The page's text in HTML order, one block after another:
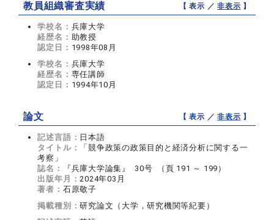
教員組織審査実績 【 表示 ／非表示 】
学校名： 兵庫大学
経歴名： 助教授
認定日： 1998年08月
学校名： 兵庫大学
経歴名： 専任講師
認定日： 1994年10月
論文 【 表示 ／非表示 】
記述言語： 日本語
タイトル：
「競争政策の政策目的と経済分析に関する一
考察」
誌名：
『兵庫大学論集』 30号 （頁 191 ～ 199）
出版年月：2024年03月
著者： 石原敬子
掲載種別：研究論文（大学，研究機関等紀要）